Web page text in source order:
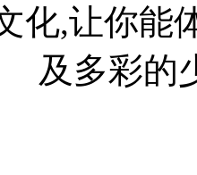
化,让你能
及多彩的